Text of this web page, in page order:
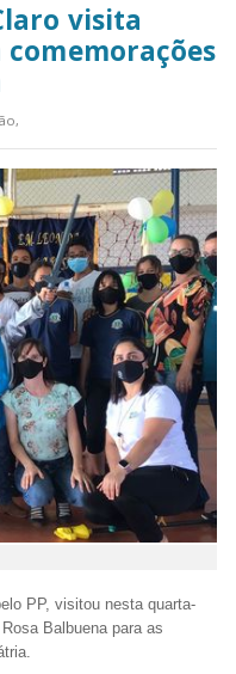
visita
comemorações
PP, visitou nesta quarta-
Balbuena para as